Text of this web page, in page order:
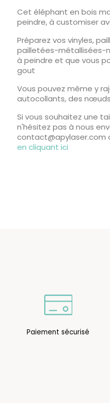
Cet éléphant en bois
peindre, à customiser
Préparez vos vinyles,
pailletées-métallisées-
à peindre et que vous
gout
Vous pouvez même y
autocollants, des nœuds
Si vous souhaitez une
n'hésitez pas à nous
contact@apylaser.com
en cliquant ici
Paiement sécurisé